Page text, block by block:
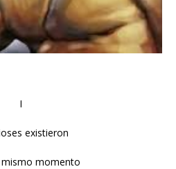
I
existieron
mismo momento